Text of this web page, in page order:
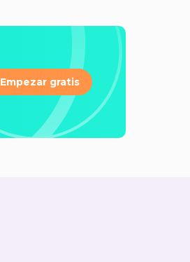
Empezar gratis